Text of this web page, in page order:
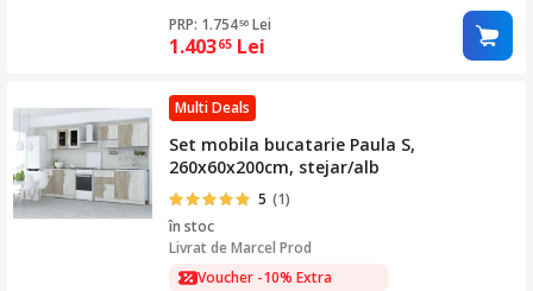
PRP: 1.75456 Lei
1.40365 Lei
Multi Deals
Set mobila bucatarie Paula S,
260x60x200cm, stejar/alb
5 (1)
în stoc
Livrat deMarcel Prod
Voucher -10% Extra